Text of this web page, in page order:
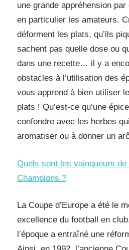
une grande appréhension
en particulier les amateurs.
déforment les plats, qu’ils
sachent pas quelle dose ou
dans une recette… il y a
obstacles à l’utilisation des
vous apprend à bien utiliser
plats ! Qu’est-ce qu’une
confondre avec les herbes
aromatiser ou à donner un
Quels sont les vainqueurs de
Champions ?
La Coupe d’Europe a été le
excellence du football en
l’époque a entraîné une